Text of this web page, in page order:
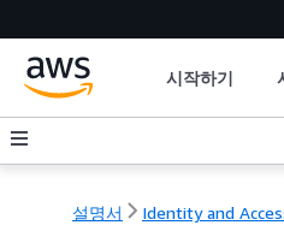
시작하기
설명서 Identity and